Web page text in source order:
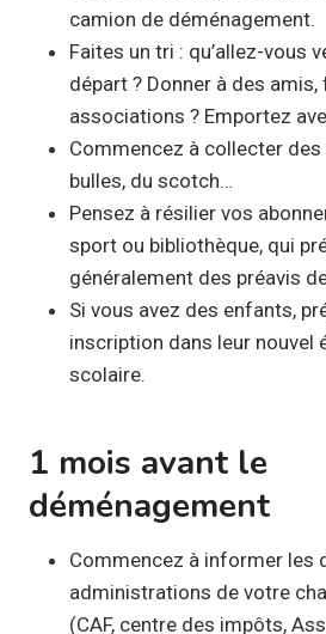
camion de déménagement.
Faites un tri : qu’allez-vous
départ ? Donner à des
associations ? Emportez
Commencez à collecter
bulles, du scotch…
Pensez à résilier vos
sport ou bibliothèque, qui
généralement des préavis
Si vous avez des enfants,
inscription dans leur nouvel
scolaire.
1 mois avant le
déménagement
Commencez à informer les
administrations de votre
(CAF, centre des impôts,